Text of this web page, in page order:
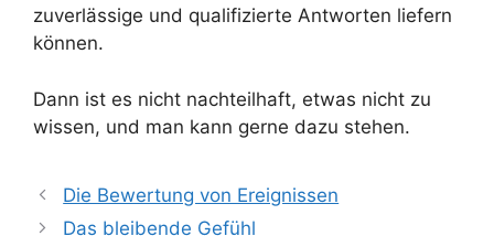
zuverlässige und qualifizierte Antworten liefern
können.
Dann ist es nicht nachteilhaft, etwas nicht zu
wissen, und man kann gerne dazu stehen.
Die Bewertung von Ereignissen
Das bleibende Gefühl